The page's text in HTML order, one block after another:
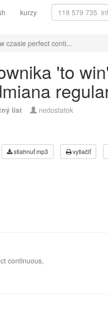
kurzy
czasie perfect conti...
'to
list nedostatok
stiahnuť mp3 vytlačiť
continuous,